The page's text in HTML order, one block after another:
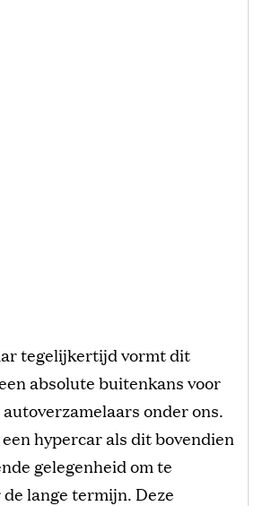
tegelijkertijd vormt dit
absolute buitenkans voor
onder ons.
hypercar als dit bovendien
gelegenheid om te
lange termijn. Deze